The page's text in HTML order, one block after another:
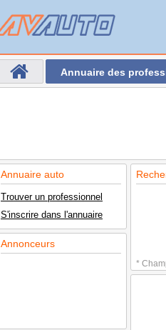
Annuaire des
Annuaire auto
Trouver un professionnel
S'inscrire dans l'annuaire
Annonceurs
*